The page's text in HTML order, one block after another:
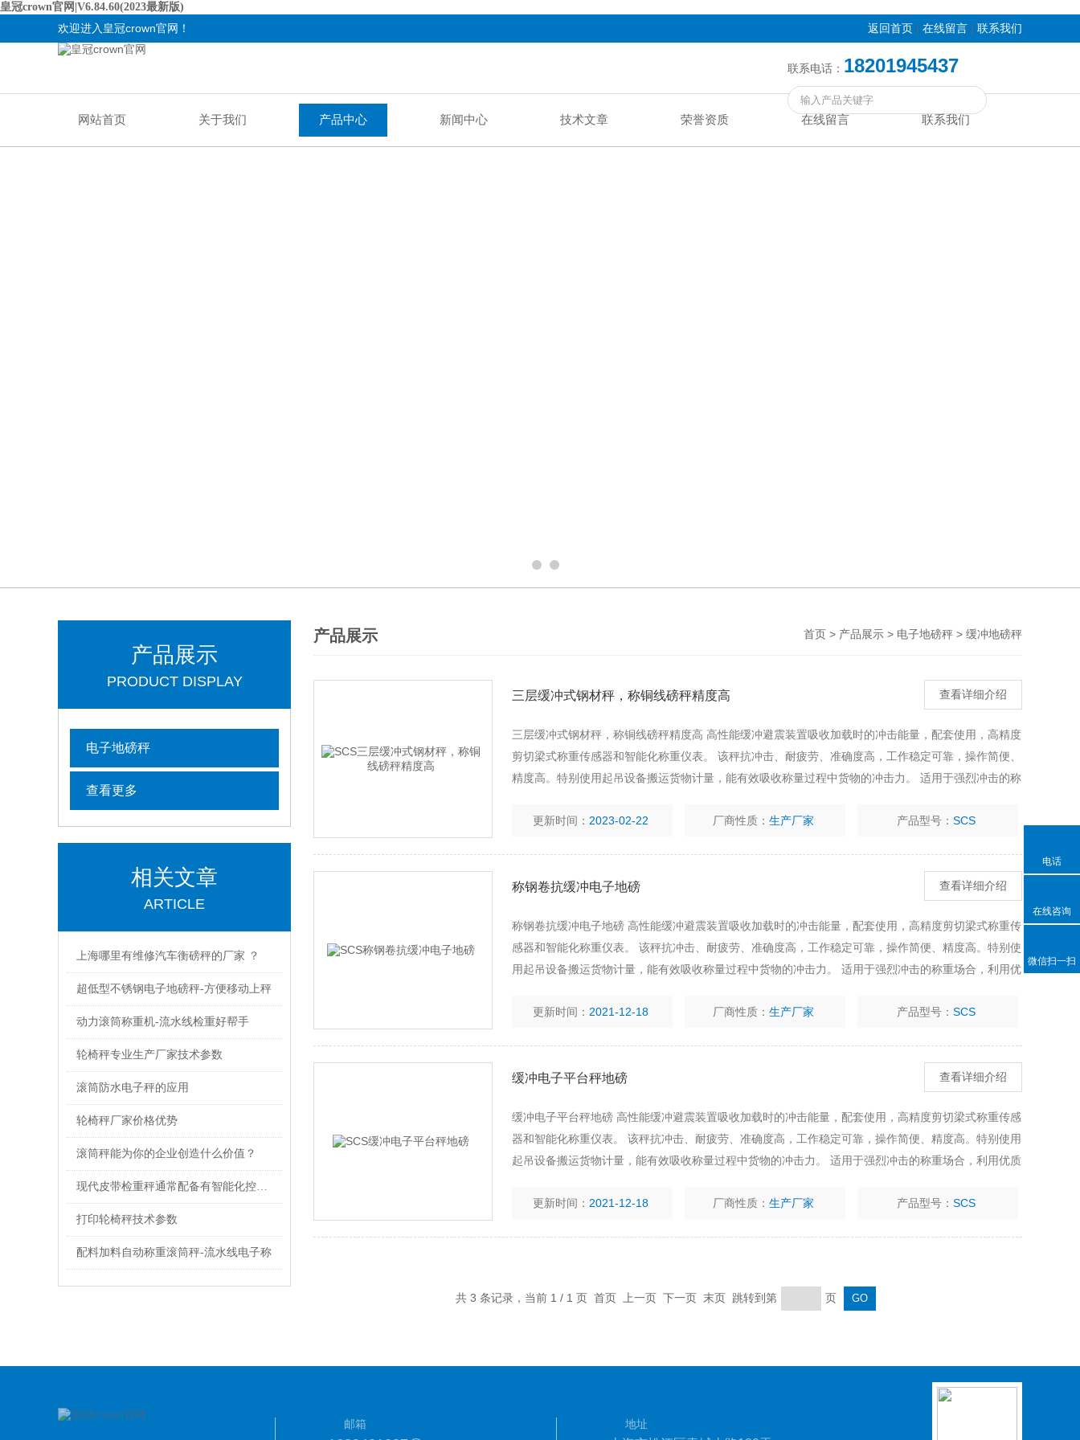
皇冠crown官网|V6.84.60(2023最新版)
欢迎进入皇冠crown官网！ 返回首页 | 在线留言 | 联系我们
联系电话： 18201945437
网站首页 关于我们 产品中心 新闻中心 技术文章 荣誉资质 在线留言 联系我们
产品展示
PRODUCT DISPLAY
电子地磅秤
查看更多
相关文章
ARTICLE
上海哪里有维修汽车衡磅秤的厂家 ？
超低型不锈钢电子地磅秤-方便移动上秤
动力滚筒称重机-流水线检重好帮手
轮椅秤专业生产厂家技术参数
滚筒防水电子秤的应用
轮椅秤厂家价格优势
滚筒秤能为你的企业创造什么价值？
现代皮带检重秤通常配备有智能化控制系统
打印轮椅秤技术参数
配料加料自动称重滚筒秤-流水线电子称
产品展示 首页 > 产品展示 > 电子地磅秤 > 缓冲地磅秤
三层缓冲式钢材秤，称铜线磅秤精度高 查看详细介绍
三层缓冲式钢材秤，称铜线磅秤精度高 高性能缓冲避震装置吸收加载时的冲击能量，配套使用，高精度
剪切梁式称重传感器和智能化称重仪表。 该秤抗冲击、耐疲劳、准确度高，工作稳定可靠，操作简便、
精度高。特别使用起吊设备搬运货物计量，能有效吸收称量过程中货物的冲击力。 适用于强烈冲击的称
更新时间： 2023-02-22 厂商性质：生产厂家 产品型号：SCS
称钢卷抗缓冲电子地磅 查看详细介绍
称钢卷抗缓冲电子地磅 高性能缓冲避震装置吸收加载时的冲击能量，配套使用，高精度剪切梁式称重传
感器和智能化称重仪表。 该秤抗冲击、耐疲劳、准确度高，工作稳定可靠，操作简便、精度高。特别使
用起吊设备搬运货物计量，能有效吸收称量过程中货物的冲击力。 适用于强烈冲击的称重场合，利用优
更新时间： 2021-12-18 厂商性质：生产厂家 产品型号：SCS
缓冲电子平台秤地磅 查看详细介绍
缓冲电子平台秤地磅 高性能缓冲避震装置吸收加载时的冲击能量，配套使用，高精度剪切梁式称重传感
器和智能化称重仪表。 该秤抗冲击、耐疲劳、准确度高，工作稳定可靠，操作简便、精度高。特别使用
起吊设备搬运货物计量，能有效吸收称量过程中货物的冲击力。 适用于强烈冲击的称重场合，利用优质
更新时间： 2021-12-18 厂商性质：生产厂家 产品型号：SCS
共 3 条记录，当前 1 / 1 页 首页 上一页 下一页 末页 跳转到第 页
邮箱 地址
电话
在线咨询
微信扫一扫